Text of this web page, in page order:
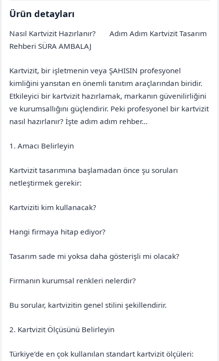
Ürün detayları
Nasıl Kartvizit Hazırlanır?
Adım Adım Kartvizit Tasarım
Rehberi SÜRA AMBALAJ
Kartvizit, bir işletmenin veya ŞAHISIN profesyonel
kimliğini yansıtan en önemli tanıtım araçlarından biridir.
Etkileyici bir kartvizit hazırlamak, markanın güvenilirliğini
ve kurumsallığını güçlendirir. Peki profesyonel bir kartvizit
nasıl hazırlanır? İşte adım adım rehber…
1. Amacı Belirleyin
Kartvizit tasarımına başlamadan önce şu soruları
netleştirmek gerekir:
Kartviziti kim kullanacak?
Hangi firmaya hitap ediyor?
Tasarım sade mi yoksa daha gösterişli mi olacak?
Firmanın kurumsal renkleri nelerdir?
Bu sorular, kartvizitin genel stilini şekillendirir.
2. Kartvizit Ölçüsünü Belirleyin
Türkiye’de en çok kullanılan standart kartvizit ölçüleri: